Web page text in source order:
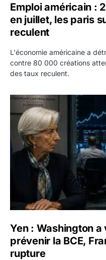
Emploi américain :
en juillet, les paris
reculent
L'économie américaine a
contre 80 000 créations
des taux reculent.
Yen : Washington a
Yen : Washington
prévenir la BCE,
rupture